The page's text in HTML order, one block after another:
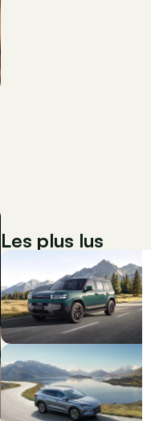
Les plus lus